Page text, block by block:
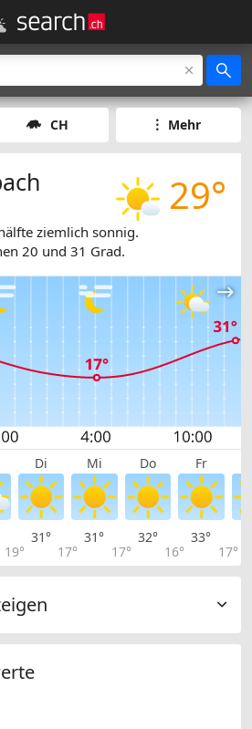
CH Mehr
29°
ziemlich sonnig.
20 und 31 Grad.
Di Mi Do Fr
19°
31°
17°
31°
17°
32°
16°
33°
17°